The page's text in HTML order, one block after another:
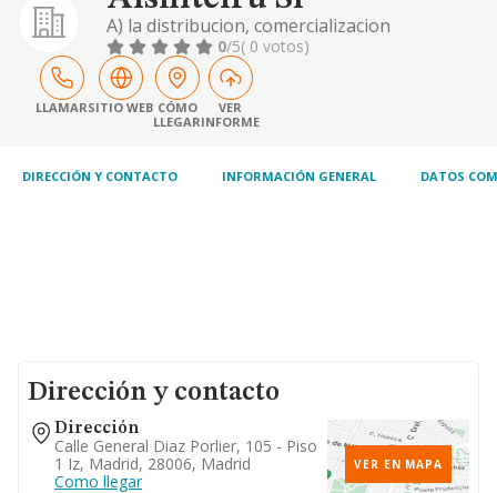
A) la distribucion, comercializacion
exportacion e importacion compra y venta
de todo tipo de productos, bienes y
mercaderias. b) la representacion de todo
tipo de personas fisicas o juridicas.
0/5( 0 votos)
LLAMARSITIO WEB CÓMO
LLEGAR
VER
INFORME
DIRECCIÓN Y CONTACTO INFORMACIÓN GENERAL DATOS
Dirección y contacto
Dirección
Calle General Diaz Porlier, 105 - Piso
1 Iz, Madrid, 28006, Madrid
Como llegar
VER EN MAPA